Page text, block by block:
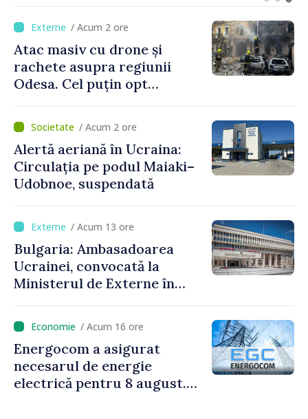
/ Acum 2 ore
Atac masiv cu drone și
rachete asupra regiunii
Odesa. Cel puțin opt
/ Acum 2 ore
Alertă aeriană în Ucraina:
Circulația pe podul Maiaki–
Udobnoe, suspendată
/ Acum 13 ore
Bulgaria: Ambasadoarea
Ucrainei, convocată la
Ministerul de Externe în
/ Acum 16 ore
Energocom a asigurat
necesarul de energie
electrică pentru 8 august.